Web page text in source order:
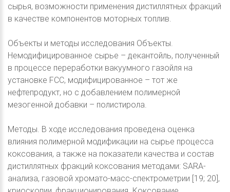
сырья, возможности применения дистиллятных фракций
в качестве компонентов моторных топлив.
Объекты и методы исследования Объекты.
Немодифицированное сырье – декантойль, полученный
в процессе переработки вакуумного газойля на
установке FCC, модифицированное – тот же
нефтепродукт, но с добавлением полимерной
мезогенной добавки – полистирола.
Методы. В ходе исследования проведена оценка
влияния полимерной модификации на сырье процесса
коксования, а также на показатели качества и состав
дистиллятных фракций коксования методами: SARA-
анализа, газовой хромато-масс-спектрометрии [19; 20],